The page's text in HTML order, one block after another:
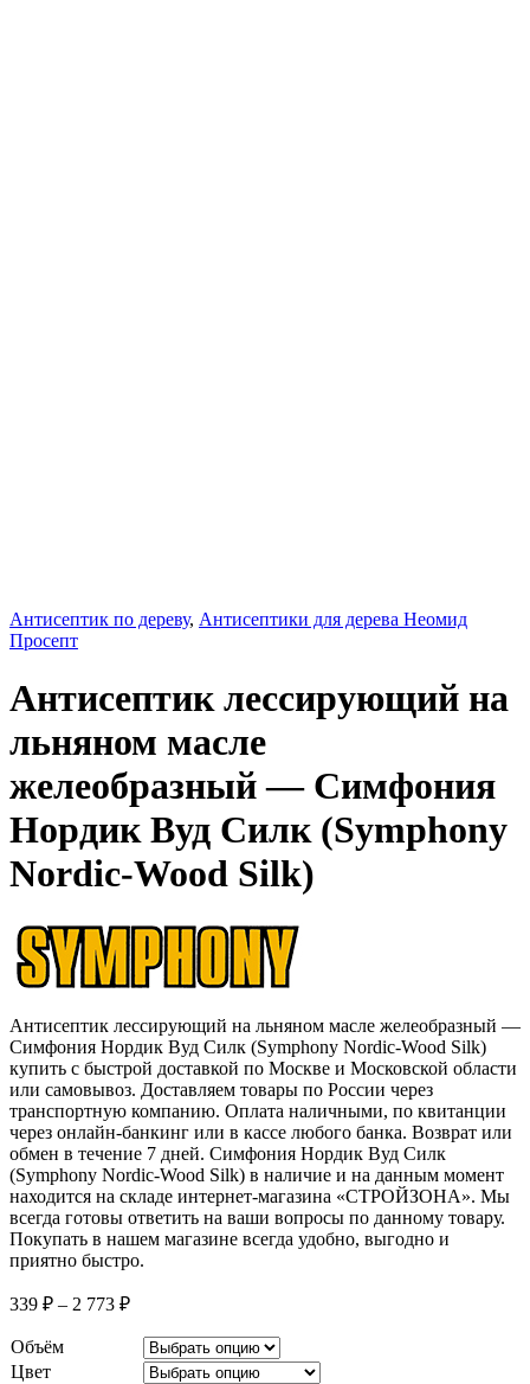
Антисептик по дереву, Антисептики для дерева Неомид
Просепт
Антисептик лессирующий на
льняном масле
желеобразный — Симфония
Нордик Вуд Силк (Symphony
Nordic-Wood Silk)
Антисептик лессирующий на льняном масле желеобразный —
Симфония Нордик Вуд Силк (Symphony Nordic-Wood Silk)
купить с быстрой доставкой по Москве и Московской области
или самовывоз. Доставляем товары по России через
транспортную компанию. Оплата наличными, по квитанции
через онлайн-банкинг или в кассе любого банка. Возврат или
обмен в течение 7 дней. Симфония Нордик Вуд Силк
(Symphony Nordic-Wood Silk) в наличие и на данным момент
находится на складе интернет-магазина «СТРОЙЗОНА». Мы
всегда готовы ответить на ваши вопросы по данному товару.
Покупать в нашем магазине всегда удобно, выгодно и
приятно быстро.
339 ₽ – 2 773 ₽
Объём
Цвет